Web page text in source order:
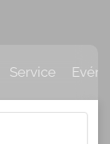
Service